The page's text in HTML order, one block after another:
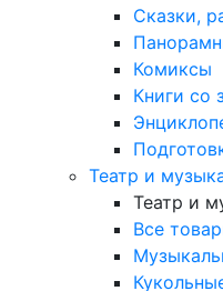
Сказки,
Комиксы
Книги со
Театр и
Театр и
Все